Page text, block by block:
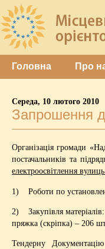
Головна Про
Середа, 10 лютого 2010
Запрошення
Організація громади
постачальників та
електроосвітлення
1) Роботи по
2) Закупівля
пряжка (скріпка) – 206
Тендерну